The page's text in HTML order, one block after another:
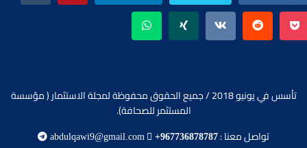
تأسس في يونيو 2018 / جميع الحقوق محفوظة لمجلة الاستثمار ( مؤسسة
المستثمر للصحافة).
تواصل معنا : +967736878787
abdulqawi9@gmail.com